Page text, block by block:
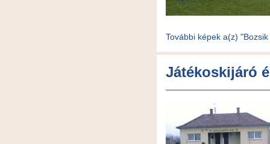
További képek a(z)
Játékoskijáró